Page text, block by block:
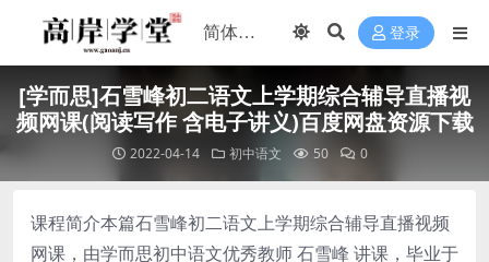
登录
[学而思]石雪峰初二语文上学期综合辅导直播视
频网课(阅读写作 含电子讲义)百度网盘资源下载
2022-04-14 初中语文 50 0
课程简介本篇石雪峰初二语文上学期综合辅导直播视频
网课，由学而思初中语文优秀教师 石雪峰 讲课，毕业于